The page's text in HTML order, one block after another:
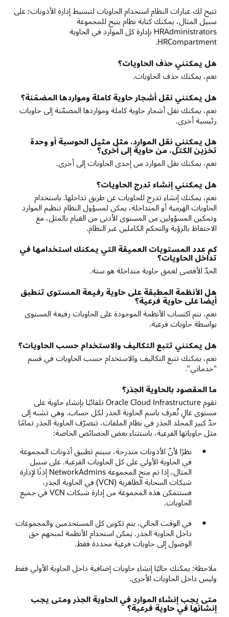
تتيح لك عبارات النظام استخدام الحاويات لتبسيط إدارة الأذونات؛ على
سبيل المثال، يمكنك كتابة نظام يتيح للمجموعة
HRAdministrators بإدارة كل الموارد في الحاوية
HRCompartment.
هل يمكنني حذف الحاويات؟
نعم، يمكنك حذف الحاويات.
هل يمكنني نقل أشجار حاوية كاملة ومواردها المضمّنة؟
نعم، يمكنك نقل أشجار حاوية كاملة ومواردها المضمّنة إلى حاويات
رئيسية أخرى.
هل يمكنني نقل الموارد، مثل مثيل الحوسبة أو وحدة
تخزين الكتل، من حاوية إلى أخرى؟
نعم، يمكنك نقل الموارد من إحدى الحاويات إلى أخرى.
هل يمكنني إنشاء تدرج الحاويات؟
نعم، يمكنك إنشاء تدرج للحاويات عن طريق تداخلها. باستخدام
الحاويات الهرمية أو المتداخلة، يمكن لمسؤول النظام تنظيم الموارد
وتمكين المسؤولين من المستوى الأدنى من القيام بالمثل، مع
الاحتفاظ بالرؤية والتحكم الكاملين عبر النظام.
كم عدد المستويات العميقة التي يمكنك استخدامها في
تداخل الحاويات؟
الحدّ الأقصى لعمق حاوية متداخلة هو ستة.
هل الأنظمة المطبقة على حاوية رفيعة المستوى تنطبق
أيضًا على حاوية فرعية؟
نعم، يتم اكتساب الأنظمة الموجودة على الحاويات رفيعة المستوى
بواسطة حاويات فرعية.
هل يمكنني تتبع التكاليف والاستخدام حسب الحاويات؟
نعم، يمكنك تتبع التكاليف والاستخدام حسب الحاويات في قسم
"خدماتي".
ما المقصود بالحاوية الجذر؟
تقوم Oracle Cloud Infrastructure تلقائيًا بإنشاء حاوية على
مستوى عالٍ تُعرف باسم الحاوية الجذر لكل حساب. وهي تشبه إلى
حدّ كبير المجلد الجذر في نظام الملفات، تتصرّف الحاوية الجذر تمامًا
مثل حاوياتها الفرعية، باستثناء بعض الخصائص الخاصة:
نظرًا لأنّ الأذونات متدرجة، سيتم تطبيق أذونات المجموعة
في الحاوية الأولي على كل الحاويات الفرعية. على سبيل
المثال، إذا تم منح المجموعة NetworkAdmins إذنًا لإدارة
شبكات السحابة الظاهرية (VCN) في الحاوية الجذر،
فستتمكن هذه المجموعة من إدارة شبكات VCN في جميع
الحاويات.
في الوقت الحالي، يتم تكوين كل المستخدمين والمجموعات
داخل الحاوية الجذر. يمكن استخدام الأنظمة لمنحهم حق
الوصول إلى حاويات فرعية محددة فقط.
ملاحظة: يمكنك حاليًا إنشاء حاويات إضافية داخل الحاوية الأولي فقط
وليس داخل الحاويات الأخرى.
متى يجب إنشاء الموارد في الحاوية الجذر ومتى يجب
إنشائها في حاوية فرعية؟